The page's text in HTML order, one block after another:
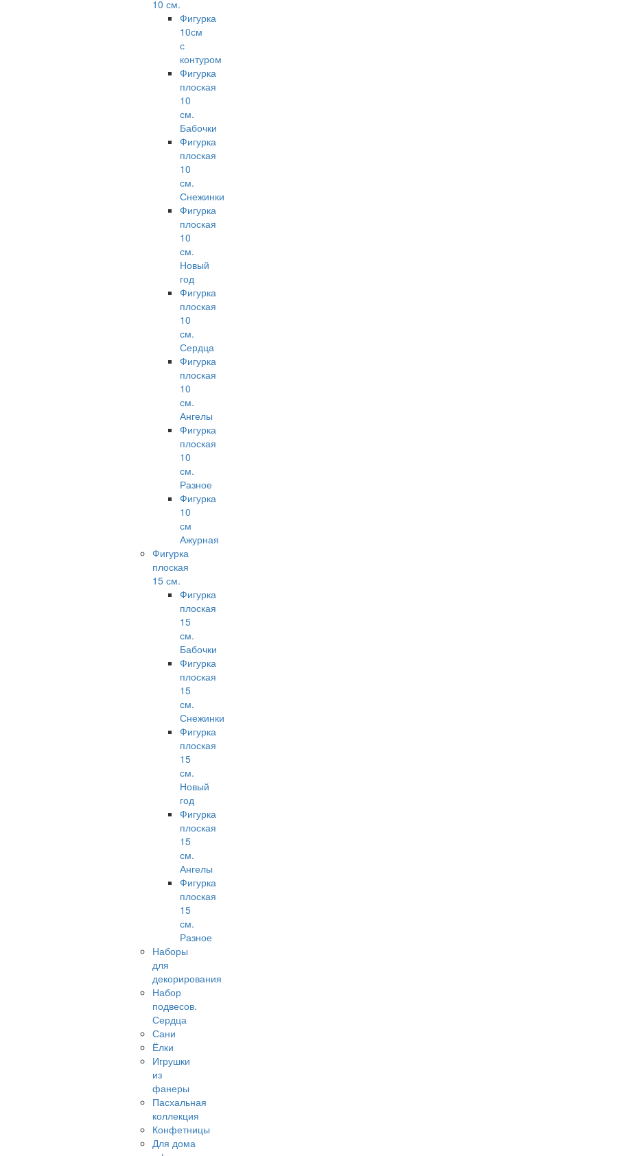
10 см.
Фигурка
10см
с
контуром
Фигурка
плоская
10
см.
Бабочки
Фигурка
плоская
10
см.
Снежинки
Фигурка
плоская
10
см.
Новый
год
Фигурка
плоская
10
см.
Сердца
Фигурка
плоская
10
см.
Ангелы
Фигурка
плоская
10
см.
Разное
Фигурка
10
см
Ажурная
Фигурка
плоская
15 см.
Фигурка
плоская
15
см.
Бабочки
Фигурка
плоская
15
см.
Снежинки
Фигурка
плоская
15
см.
Новый
год
Фигурка
плоская
15
см.
Ангелы
Фигурка
плоская
15
см.
Разное
Наборы
для
декорирования
Набор
подвесов.
Сердца
Сани
Ёлки
Игрушки
из
фанеры
Пасхальная
коллекция
Конфетницы
Для дома